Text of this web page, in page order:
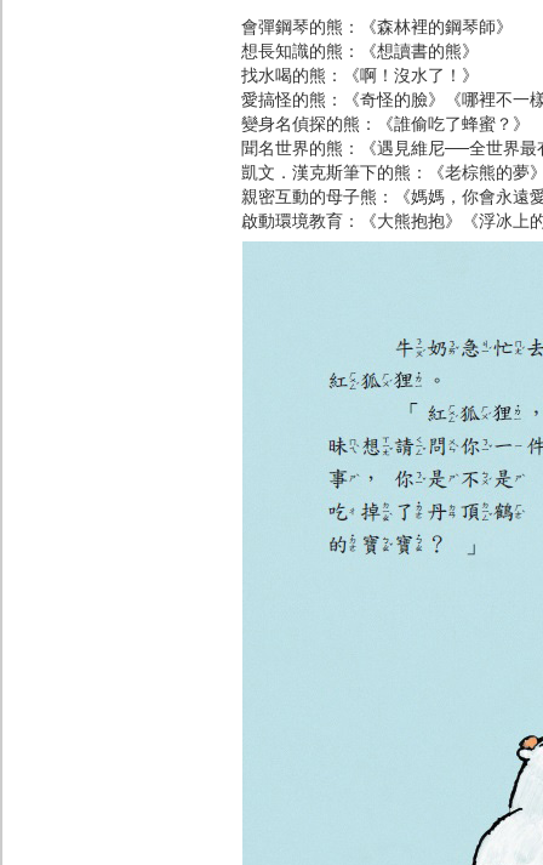
會彈鋼琴的熊：《森林裡的鋼琴師》
想長知識的熊：《想讀書的熊》
找水喝的熊：《啊！沒水了！》
愛搞怪的熊：《奇怪的臉》《哪裡不一
變身名偵探的熊：《誰偷吃了蜂蜜？》
聞名世界的熊：《遇見維尼──全世界最
凱文．漢克斯筆下的熊：《老棕熊的夢
親密互動的母子熊：《媽媽，你會永遠
啟動環境教育：《大熊抱抱》《浮冰上